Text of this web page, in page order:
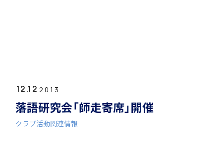
12.12 2013
落語研究会「師走寄席」開催
クラブ活動関連情報
学校長挨拶